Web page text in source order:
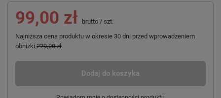
99,00 zł brutto / szt.
Najniższa cena produktu w okresie 30 dni przed wprowadzeniem
obniżki 229,00 zł
Dodaj do koszyka